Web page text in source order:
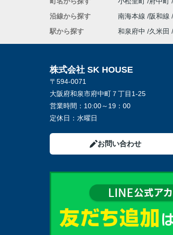
沿線から探す
南海本線 阪和線
駅から探す
和泉府中 久米田
株式会社 SK HOUSE
〒594-0071
大阪府和泉市府中町７丁目1-25
営業時間： 10:00～19：00
定休日： 水曜日
お問い合わせ